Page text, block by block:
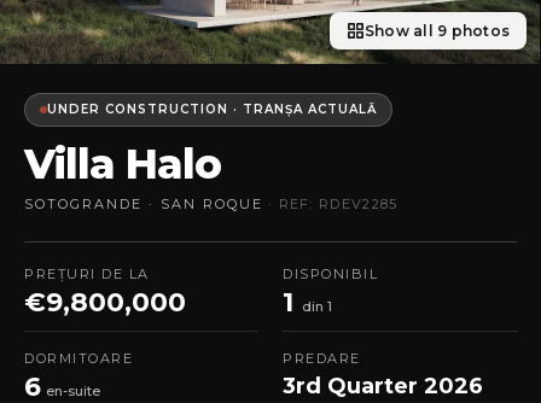
Show all 9 photos
UNDER CONSTRUCTION · TRANȘA ACTUALĂ
Villa Halo
SOTOGRANDE · SAN ROQUE · REF: RDEV2285
PREȚURI DE LA
€9,800,000
DISPONIBIL
1 din 1
DORMITOARE
6 en-suite
PREDARE
3rd Quarter 2026